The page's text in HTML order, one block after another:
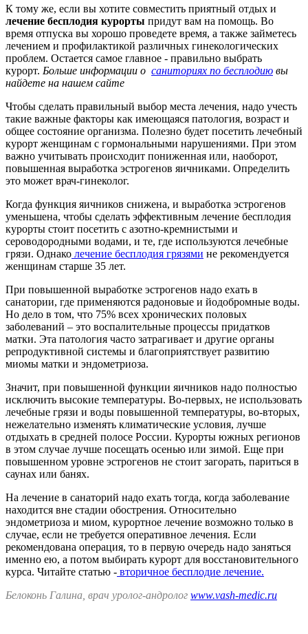
К тому же, если вы хотите совместить приятный отдых и
лечение бесплодия курорты придут вам на помощь. Во
время отпуска вы хорошо проведете время, а также займетесь
лечением и профилактикой различных гинекологических
проблем. Остается самое главное - правильно выбрать
курорт. Больше информации о саниториях по бесплодию вы
найдете на нашем сайте
Чтобы сделать правильный выбор места лечения, надо учесть
такие важные факторы как имеющаяся патология, возраст и
общее состояние организма. Полезно будет посетить лечебный
курорт женщинам с гормональными нарушениями. При этом
важно учитывать происходит пониженная или, наоборот,
повышенная выработка эстрогенов яичниками. Определить
это может врач-гинеколог.
Когда функция яичников снижена, и выработка эстрогенов
уменьшена, чтобы сделать эффективным лечение бесплодия
курорты стоит посетить с азотно-кремнистыми и
сероводородными водами, и те, где используются лечебные
грязи. Однако лечение бесплодия грязями не рекомендуется
женщинам старше 35 лет.
При повышенной выработке эстрогенов надо ехать в
санатории, где применяются радоновые и йодобромные воды.
Но дело в том, что 75% всех хронических половых
заболеваний – это воспалительные процессы придатков
матки. Эта патология часто затрагивает и другие органы
репродуктивной системы и благоприятствует развитию
миомы матки и эндометриоза.
Значит, при повышенной функции яичников надо полностью
исключить высокие температуры. Во-первых, не использовать
лечебные грязи и воды повышенной температуры, во-вторых,
нежелательно изменять климатические условия, лучше
отдыхать в средней полосе России. Курорты южных регионов
в этом случае лучше посещать осенью или зимой. Еще при
повышенном уровне эстрогенов не стоит загорать, париться в
саунах или банях.
На лечение в санаторий надо ехать тогда, когда заболевание
находится вне стадии обострения. Относительно
эндометриоза и миом, курортное лечение возможно только в
случае, если не требуется оперативное лечения. Если
рекомендована операция, то в первую очередь надо заняться
именно ею, а потом выбирать курорт для восстановительного
курса. Читайте статью - вторичное бесплодие лечение.
Белоконь Галина, врач уролог-андролог www.vash-medic.ru